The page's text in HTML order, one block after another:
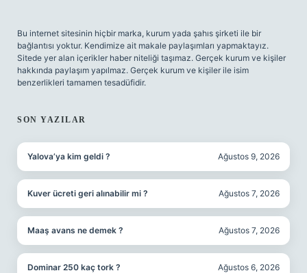
Bu internet sitesinin hiçbir marka, kurum yada şahıs şirketi ile bir
bağlantısı yoktur. Kendimize ait makale paylaşımları yapmaktayız.
Sitede yer alan içerikler haber niteliği taşımaz. Gerçek kurum ve kişiler
hakkında paylaşım yapılmaz. Gerçek kurum ve kişiler ile isim
benzerlikleri tamamen tesadüfidir.
SON YAZILAR
Yalova’ya kim geldi ? Ağustos 9, 2026
Kuver ücreti geri alınabilir mi ? Ağustos 7, 2026
Maaş avans ne demek ? Ağustos 7, 2026
Dominar 250 kaç tork ? Ağustos 6, 2026